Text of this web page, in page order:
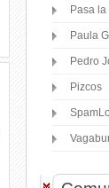
Pasa
Paula
Pedro
Pizcos